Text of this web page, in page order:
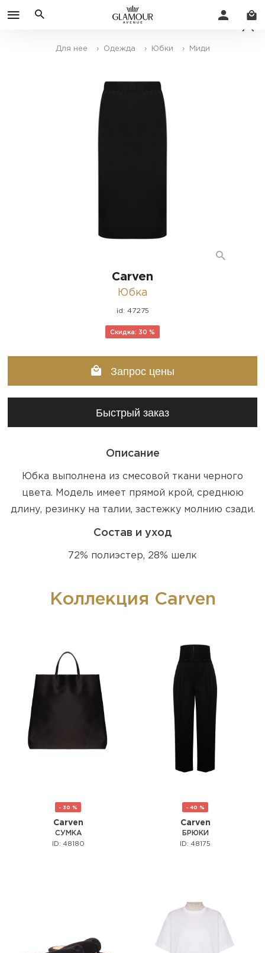
Для нее › Одежда › Юбки › Миди
Carven
Юбка
id: 47275
Скидка: 30 %
Запрос цены
Быстрый заказ
Описание
Юбка выполнена из смесовой ткани черного
цвета. Модель имеет прямой крой, среднюю
длину, резинку на талии, застежку молнию сзади.
Состав и уход
72% полиэстер, 28% шелк
Коллекция Carven
- 30 %
Carven
СУМКА
ID: 48180
- 40 %
Carven
БРЮКИ
ID: 48175